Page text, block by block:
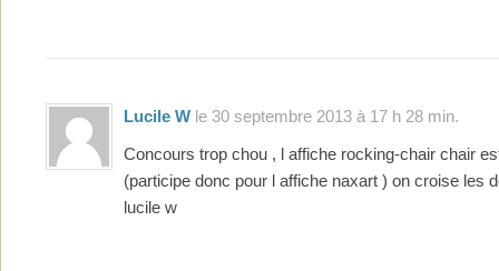
Lucile W le 30 septembre 2013 à 17 h 28 min.
Concours trop chou , l affiche rocking-chair chair
(participe donc pour l affiche naxart ) on croise les
lucile w